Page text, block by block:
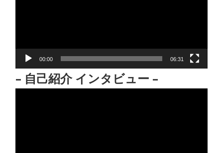
ー
00:00 06:31
– 自己紹介 インタビュー –